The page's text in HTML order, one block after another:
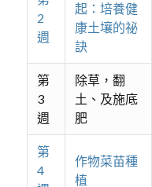
2
週
起：培養健
康土壤的祕
訣
第
3
週
除草，翻
土、及施底
肥
第
4
作物菜苗種
植